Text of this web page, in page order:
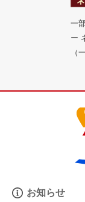
一
ー
（
お知らせ